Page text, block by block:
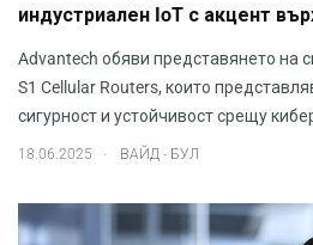
индустриален IoT с акцент
Advantech обяви представянето на
S1 Cellular Routers, които
сигурност и устойчивост срещу
18.06.2025 ВАЙД - БУЛ